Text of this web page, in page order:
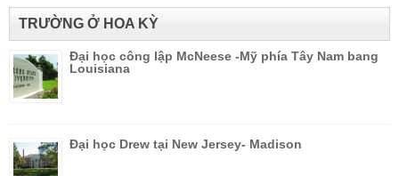
TRƯỜNG Ở HOA KỲ
Đại học công lập McNeese -Mỹ phía Tây Nam bang
Louisiana
Đại học Drew tại New Jersey- Madison